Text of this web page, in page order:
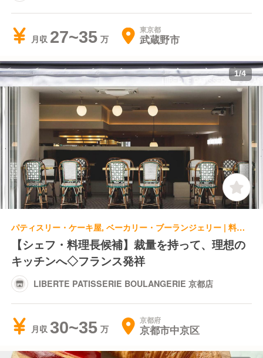
月収 27~35 東京都
武蔵野市
1/4
パティスリー・ケーキ屋, ベーカリー・ブーランジェリー | 料理長・料理長候補
【シェフ・料理長候補】裁量を持って、理想の
キッチンへ◇フランス発祥
LIBERTE PATISSERIE BOULANGERIE 京都店
月収 30~35 京都府
京都市中京区